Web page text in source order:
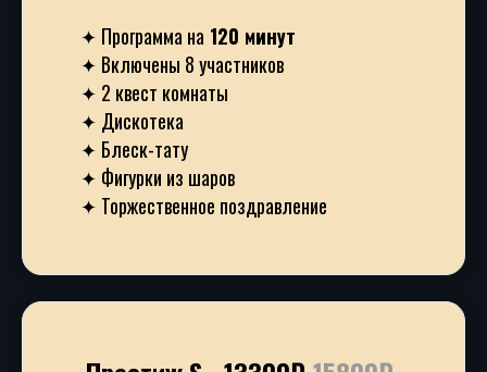
✦ Программа на 120 минут
✦ Включены 8 участников
✦ 2 квест комнаты
✦ Дискотека
✦ Блеск-тату
✦ Фигурки из шаров
✦ Торжественное поздравление